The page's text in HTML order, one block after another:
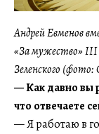
Андрей Евменов
«За мужество»
Зеленского
— Как давно вы
что отвечаете
— Я работаю в